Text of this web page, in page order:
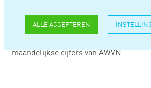
ALLE ACCEPTEREN
een maandgemiddelde van 3,5%. In
gemiddelde 4,1%. Daardoor komt het
maandelijkse cijfers van AWVN.